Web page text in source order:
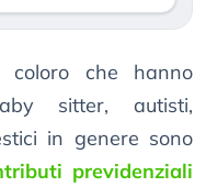
che hanno
sitter, autisti,
in genere sono
previdenziali